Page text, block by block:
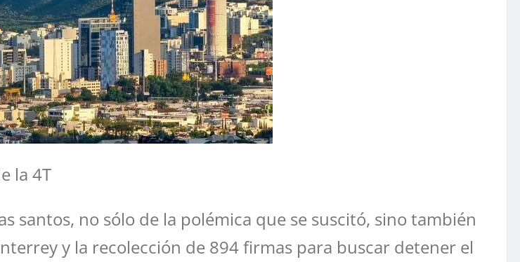
la 4T
santos, no sólo de la polémica que se suscitó, sino también
y la recolección de 894 firmas para buscar detener el